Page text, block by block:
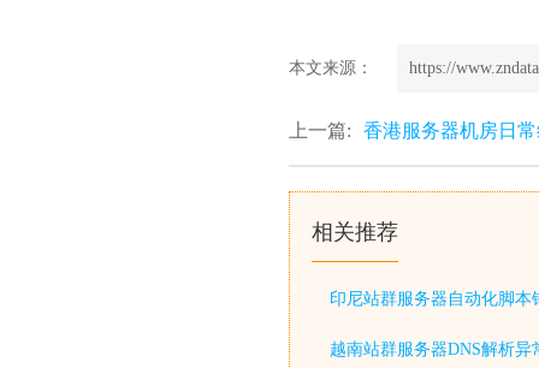
本文来源： https://
上一篇: 香港服务器机房日
相关推荐
印尼站群服务器自动化脚本
越南站群服务器DNS解析异